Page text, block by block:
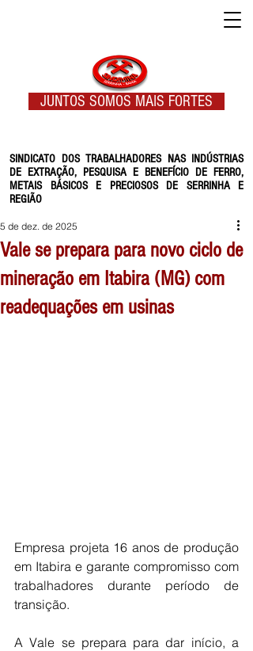
SINDICATO DOS TRABALHADORES NAS INDÚSTRIAS
DE EXTRAÇÃO, PESQUISA E BENEFÍCIO DE FERRO,
METAIS BÁSICOS E PRECIOSOS DE SERRINHA E
REGIÃO
JUNTOS SOMOS MAIS FORTES
Vale se prepara para novo ciclo de
mineração em Itabira (MG) com
readequações em usinas
5 de dez. de 2025
Empresa projeta 16 anos de produção
em Itabira e garante compromisso com
trabalhadores durante período de
transição.
A Vale se prepara para dar início, a